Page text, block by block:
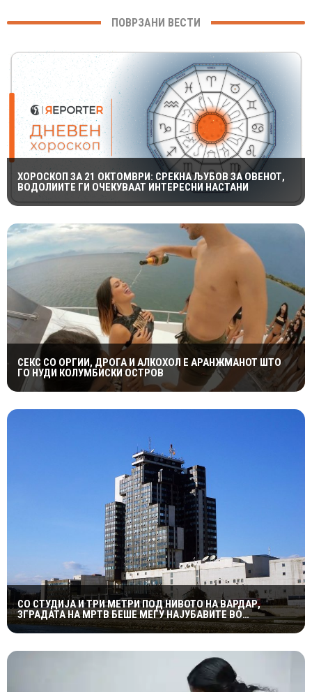
ПОВРЗАНИ ВЕСТИ
ХОРОСКОП ЗА 21 ОКТОМВРИ: СРЕЌНА ЉУБОВ ЗА ОВЕНОТ,
ВОДОЛИИТЕ ГИ ОЧЕКУВААТ ИНТЕРЕСНИ НАСТАНИ
СЕКС СО ОРГИИ, ДРОГА И АЛКОХОЛ Е АРАНЖМАНОТ ШТО
ГО НУДИ КОЛУМБИСКИ ОСТРОВ
СО СТУДИЈА И ТРИ МЕТРИ ПОД НИВОТО НА ВАРДАР,
ЗГРАДАТА НА МРТВ БЕШЕ МЕЃУ НАЈУБАВИТЕ ВО
ЈУГОСЛАВИЈА